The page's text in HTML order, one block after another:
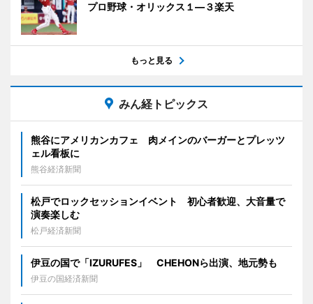
プロ野球・オリックス１―３楽天
もっと見る
みん経トピックス
熊谷にアメリカンカフェ 肉メインのバーガーとプレッツ
ェル看板に
熊谷経済新聞
松戸でロックセッションイベント 初心者歓迎、大音量で
演奏楽しむ
松戸経済新聞
伊豆の国で「IZURUFES」 CHEHONら出演、地元勢も
伊豆の国経済新聞